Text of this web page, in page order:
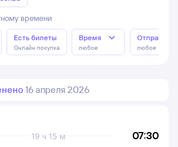
времени
Есть билеты
Онлайн покупка
Время
любое любое
16 апреля 2026
07:30
19 ч 15 м